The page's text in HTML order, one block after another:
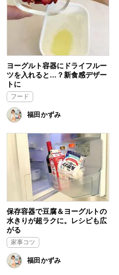
ヨーグルト容器にドライフルー
ツを入れると…？新食感デザー
トに
フード
福田かずみ
保存容器で豆腐＆ヨーグルトの
水きりが超ラクに。レシピも広
がる
家事コツ
福田かずみ